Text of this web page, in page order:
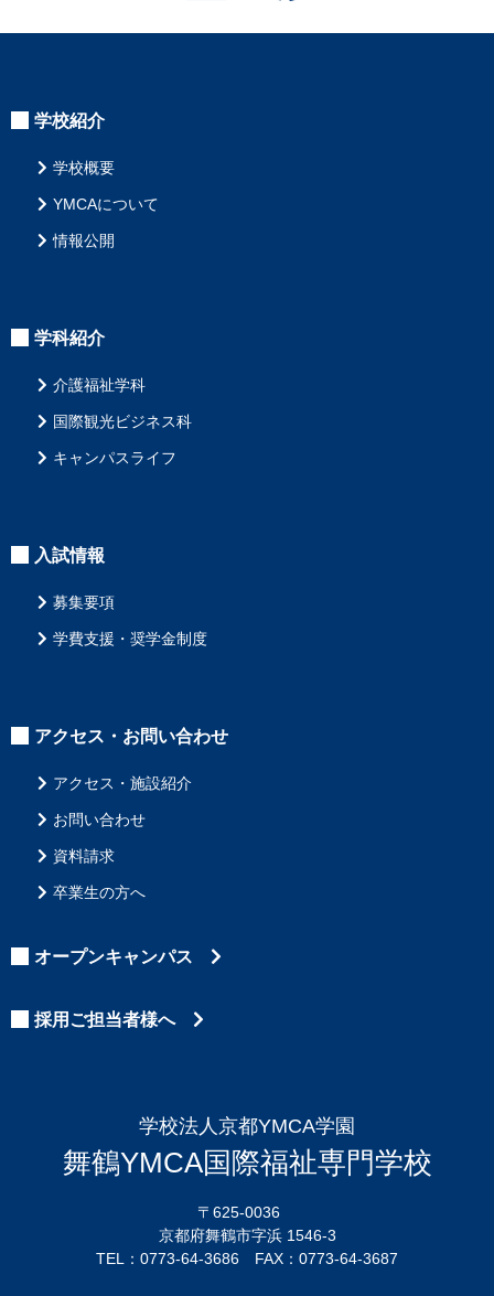
学校紹介
学校概要
YMCAについて
情報公開
学科紹介
介護福祉学科
国際観光ビジネス科
キャンパスライフ
入試情報
募集要項
学費支援・奨学金制度
アクセス・お問い合わせ
アクセス・施設紹介
お問い合わせ
資料請求
卒業生の方へ
オープンキャンパス
採用ご担当者様へ
学校法人京都YMCA学園
舞鶴YMCA国際福祉専門学校
〒625-0036
京都府舞鶴市字浜 1546-3
TEL：0773-64-3686 FAX：0773-64-3687